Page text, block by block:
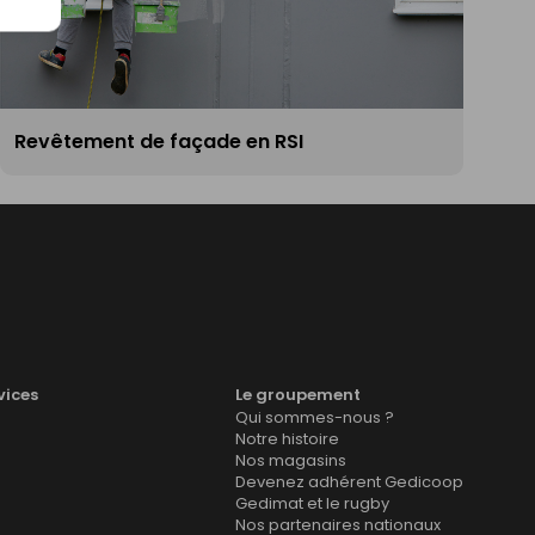
Revêtement de façade en RSI
Le groupement
Qui sommes-nous ?
Notre histoire
Nos magasins
Devenez adhérent Gedicoop
Gedimat et le rugby
Nos partenaires nationaux